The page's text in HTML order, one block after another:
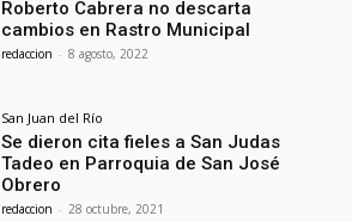
Roberto Cabrera no descarta
cambios en Rastro Municipal
redaccion - 8 agosto, 2022
San Juan del Río
Se dieron cita fieles a San Judas
Tadeo en Parroquia de San José
Obrero
redaccion - 28 octubre, 2021